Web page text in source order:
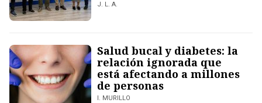
J. L. A.
Salud bucal y diabetes: la
relación ignorada que
está afectando a millones
de personas
I. MURILLO